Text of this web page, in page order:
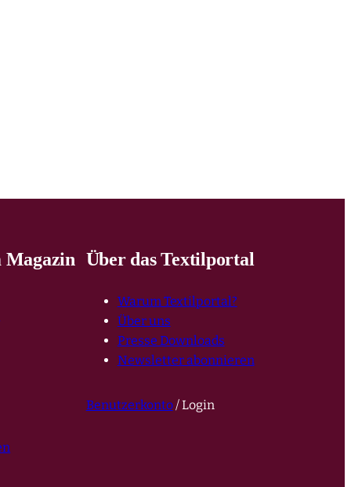
Magazin Über das Textilportal
Warum Textilportal?
Über uns
Presse Downloads
Newsletter abonnieren
Benutzerkonto/ Login